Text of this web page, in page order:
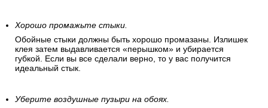
Хорошо промажьте стыки.
Обойные стыки должны быть хорошо промазаны. Излишек
клея затем выдавливается «перышком» и убирается
губкой. Если вы все сделали верно, то у вас получится
идеальный стык.
Уберите воздушные пузыри на обоях.